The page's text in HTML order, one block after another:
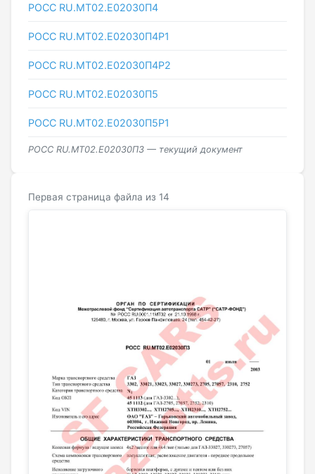
РОСС RU.МТ02.E02030П4
РОСС RU.МТ02.E02030П4Р1
РОСС RU.МТ02.E02030П4Р2
РОСС RU.МТ02.E02030П5
РОСС RU.МТ02.E02030П5Р1
РОСС RU.МТ02.E02030П3 — текущий документ
Первая страница файла из 14